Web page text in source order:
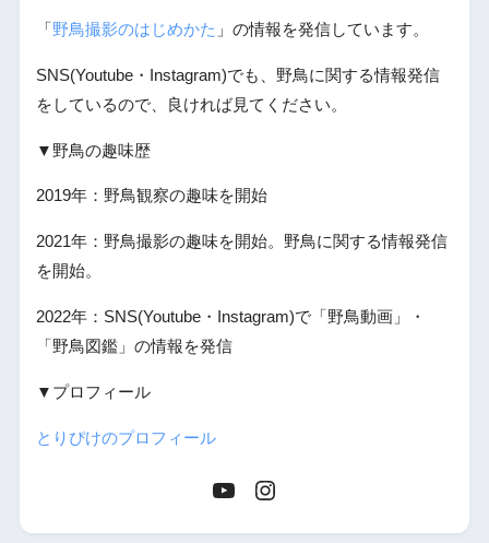
「 野鳥撮影のはじめかた 」の情報を発信しています。
SNS(Youtube・Instagram)でも、野鳥に関する情報発信
をしているので、良ければ見てください。
▼野鳥の趣味歴
2019年：野鳥観察の趣味を開始
2021年：野鳥撮影の趣味を開始。野鳥に関する情報発信
を開始。
2022年：SNS(Youtube・Instagram)で「野鳥動画」・
「野鳥図鑑」の情報を発信
▼プロフィール
とりぴけのプロフィール